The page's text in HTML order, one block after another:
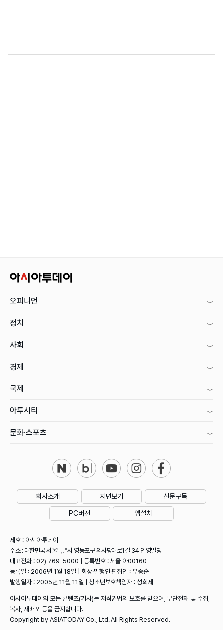
오피니언
정치
사회
경제
국제
아투시티
문화·스포츠
회사소개 지면보기 신문구독
PC버전 앱설치
제호 : 아시아투데이
주소 : 대한민국 서울특별시 영등포구 의사당대로1길 34 인영빌딩
대표전화 : 02) 769-5000 | 등록번호 : 서울 아00160
등록일 : 2006년 1월 18일 | 회장·발행인·편집인 : 우종순
발행일자 : 2005년 11월 11일 | 청소년보호책임자 : 성희제
아시아투데이의 모든 콘텐츠(기사)는 저작권법의 보호를 받으며, 무단전재 및 수집,
복사, 재배포 등을 금지합니다.
Copyright by ASIATODAY Co., Ltd. All Rights Reserved.